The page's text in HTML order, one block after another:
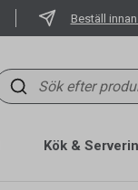
Beställ
Kök &